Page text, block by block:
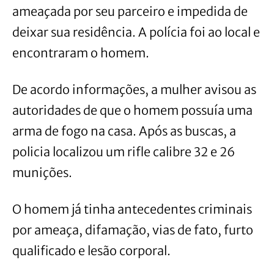
ameaçada por seu parceiro e impedida de
deixar sua residência. A polícia foi ao local e
encontraram o homem.
De acordo informações, a mulher avisou as
autoridades de que o homem possuía uma
arma de fogo na casa. Após as buscas, a
policia localizou um rifle calibre 32 e 26
munições.
O homem já tinha antecedentes criminais
por ameaça, difamação, vias de fato, furto
qualificado e lesão corporal.